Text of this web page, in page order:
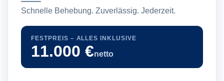
Schnelle Behebung. Zuverlässig. Jederzeit.
FESTPREIS – ALLES INKLUSIVE
11.000 €netto